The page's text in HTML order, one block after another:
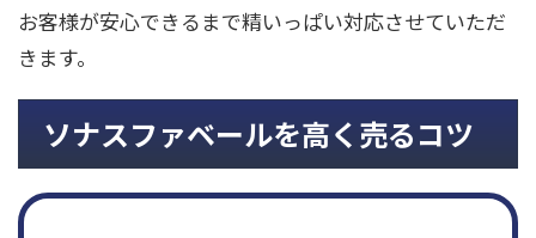
お客様が安心できるまで精いっぱい対応させていただ
きます。
ソナスファベールを高く売るコツ